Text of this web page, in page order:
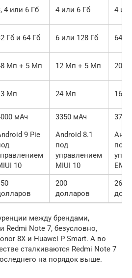
4 или 6 Гб 4 или 6 Гб 4
Гб и 64 Гб 6 или 128 Гб 64
Мп + 5 Мп 12 Мп + 5 Мп 20
Мп 24 Мп 16
мАч 3350 мАч
9 Pie
10
Android 8.1
под
управлением
MIUI 10
под
EMUI
200
долларов
260
между брендами,
Note 7, безусловно,
8X и Huawei P Smart. А во
сталкиваются Redmi Note 7
на порядок выше.